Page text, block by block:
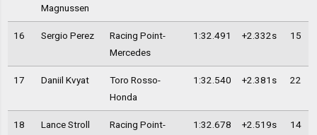
Magnussen
16 Sergio Perez
Racing Point-
Mercedes
1:32.491 +2.332s 15
17 Daniil Kvyat
Toro Rosso-
Honda
1:32.540 +2.381s 22
18 Lance Stroll
Racing Point-
1:32.678 +2.519s 14